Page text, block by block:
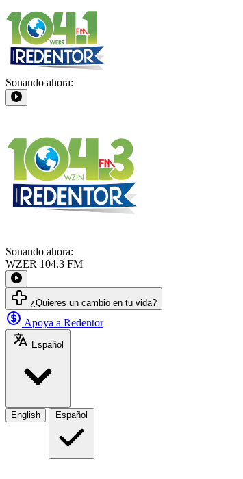
Sonando ahora:
Sonando ahora:
WZER 104.3 FM
¿Quieres un cambio en tu vida?
Apoya a Redentor
Español
English Español